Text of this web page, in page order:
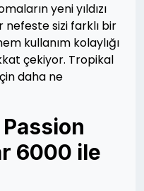
yeni yıldızı
nefeste sizi farklı bir
kullanım kolaylığı
çekiyor. Tropikal
daha ne
6000 ile